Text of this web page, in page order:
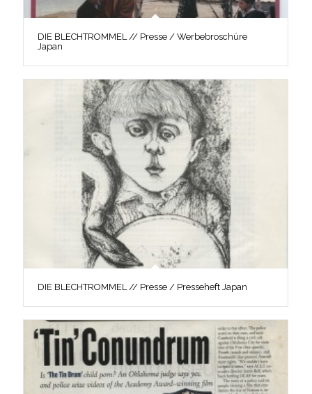
DIE BLECHTROMMEL // Presse / Werbebroschüre
Japan
DIE BLECHTROMMEL // Presse / Presseheft Japan